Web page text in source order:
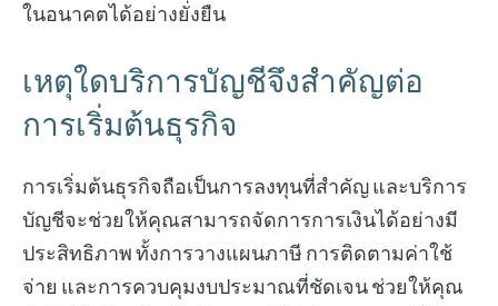
ในอนาคตได้อย่างยั่งยืน
เหตุใดบริการบัญชีจึงสำคัญต่อ
การเริ่มต้นธุรกิจ
การเริ่มต้นธุรกิจถือเป็นการลงทุนที่สำคัญ และบริการ
บัญชีจะช่วยให้คุณสามารถจัดการการเงินได้อย่างมี
ประสิทธิภาพ ทั้งการวางแผนภาษี การติดตามค่าใช้
จ่าย และการควบคุมงบประมาณที่ชัดเจน ช่วยให้คุณ